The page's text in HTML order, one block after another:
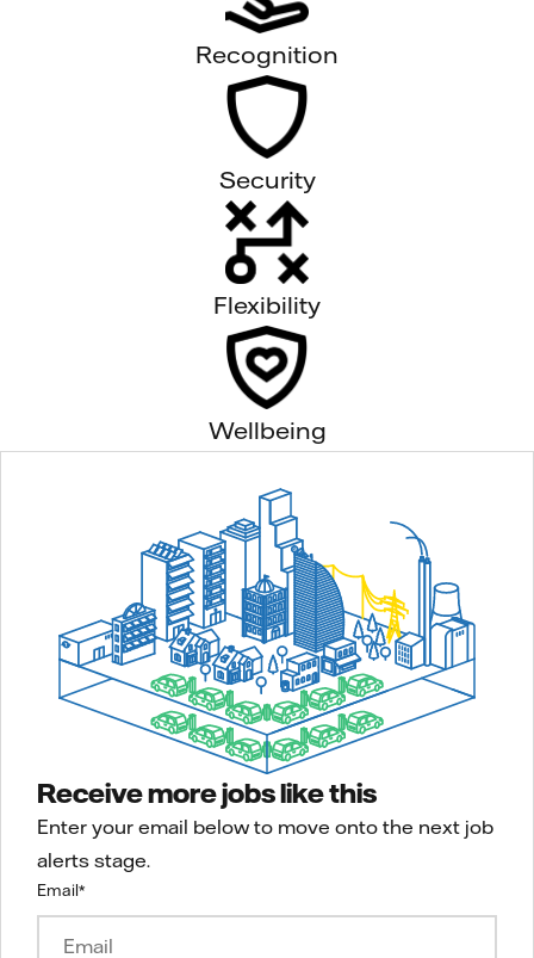
Recognition
Security
Flexibility
Wellbeing
Receive more jobs like this
Enter your email below to move onto the next job
alerts stage.
Email*